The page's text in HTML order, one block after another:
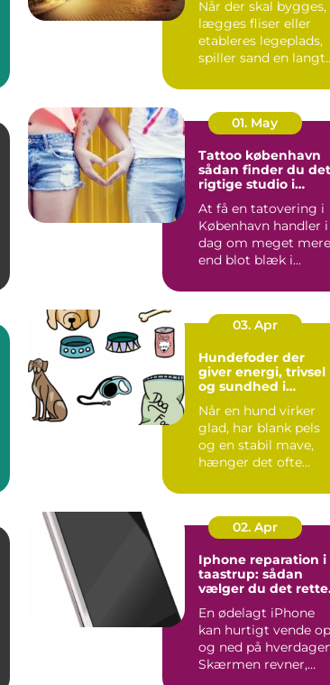
Når der skal bygges,
lægges fliser eller
etableres legeplads,
spiller sand en langt
01. May
Tattoo københavn
sådan finder du det
rigtige studio i
At få en tatovering i
København handler i
dag om meget mere
end blot blæk i
alt f...
03. Apr
Hundefoder der
giver energi, trivsel
og sundhed i
Når en hund virker
glad, har blank pels
og en stabil mave,
hænger det ofte
fodere...
02. Apr
Iphone reparation i
taastrup: sådan
vælger du det rette
En ødelagt iPhone
kan hurtigt vende op
og ned på
Skærmen revner,